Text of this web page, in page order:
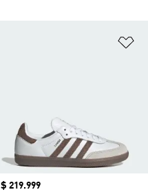
Precio
$ 219.999